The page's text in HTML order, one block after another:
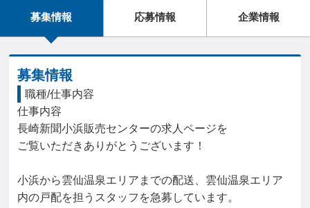
募集情報 応募情報 企業情報
募集情報
職種/仕事内容
仕事内容
長崎新聞小浜販売センターの求人ページを
ご覧いただきありがとうございます！
小浜から雲仙温泉エリアまでの配送、雲仙温泉エリア
内の戸配を担うスタッフを急募しています。